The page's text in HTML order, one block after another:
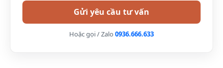
Golden Peak
Resort and Spa
Nguyễn Tất
Hoặc gọi / Zalo 0936.666.633